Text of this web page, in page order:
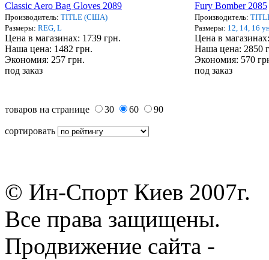
Производитель: TITLE (США)
Размеры: REG, L
Цена в магазинах: 1739 грн.
Наша цена: 1482 грн.
Экономия: 257 грн.
под заказ
Производитель:
Размеры: 12, 14, 16
Цена в
Наша цена: 2850
Экономия: 570
под заказ
товаров на странице 30 60 90
сортировать
© Ин-Спорт Киев 2007г.
Все права защищены.
Продвижение сайта -